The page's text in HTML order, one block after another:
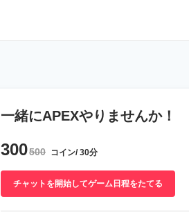
一緒にAPEXやりませんか！
300500 コイン/ 30分
チャットを開始してゲーム日程をたてる